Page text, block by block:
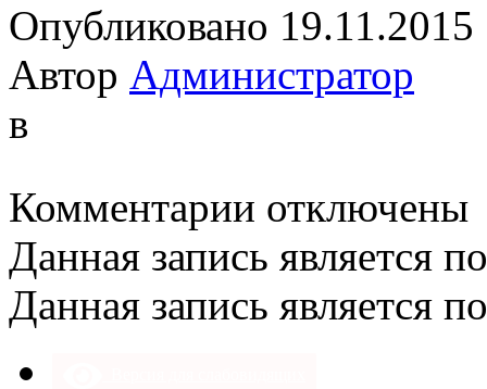
Опубликовано 19.11.2015
Автор Администратор
в
Комментарии записи
отключены
Данная запись является
Данная запись является